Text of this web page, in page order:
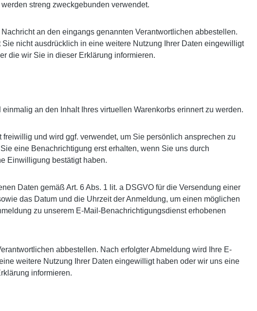
streng zweckgebunden verwendet.
an den eingangs genannten Verantwortlichen abbestellen.
nicht ausdrücklich in eine weitere Nutzung Ihrer Daten eingewilligt
die wir Sie in dieser Erklärung informieren.
an den Inhalt Ihres virtuellen Warenkorbs erinnert zu werden.
und wird ggf. verwendet, um Sie persönlich ansprechen zu
eine Benachrichtigung erst erhalten, wenn Sie uns durch
Einwilligung bestätigt haben.
Daten gemäß Art. 6 Abs. 1 lit. a DSGVO für die Versendung einer
das Datum und die Uhrzeit der Anmeldung, um einen möglichen
zu unserem E-Mail-Benachrichtigungsdienst erhobenen
abbestellen. Nach erfolgter Abmeldung wird Ihre E-
weitere Nutzung Ihrer Daten eingewilligt haben oder wir uns eine
informieren.